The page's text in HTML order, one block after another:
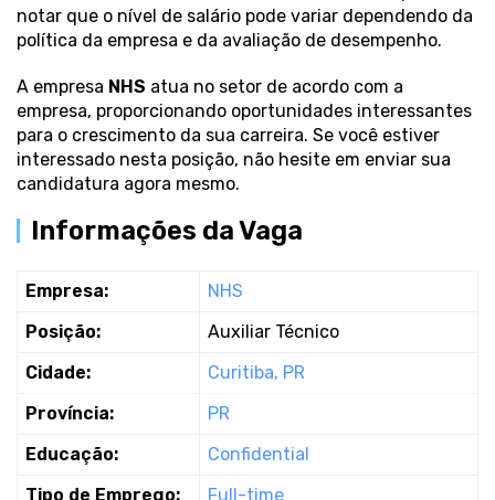
notar que o nível de salário pode variar dependendo da
política da empresa e da avaliação de desempenho.
A empresa NHS atua no setor de acordo com a
empresa, proporcionando oportunidades interessantes
para o crescimento da sua carreira. Se você estiver
interessado nesta posição, não hesite em enviar sua
candidatura agora mesmo.
Informações da Vaga
Empresa:
NHS
Posição:
Auxiliar Técnico
Cidade:
Curitiba, PR
Província:
PR
Educação:
Confidential
Tipo de Emprego:
Full-time